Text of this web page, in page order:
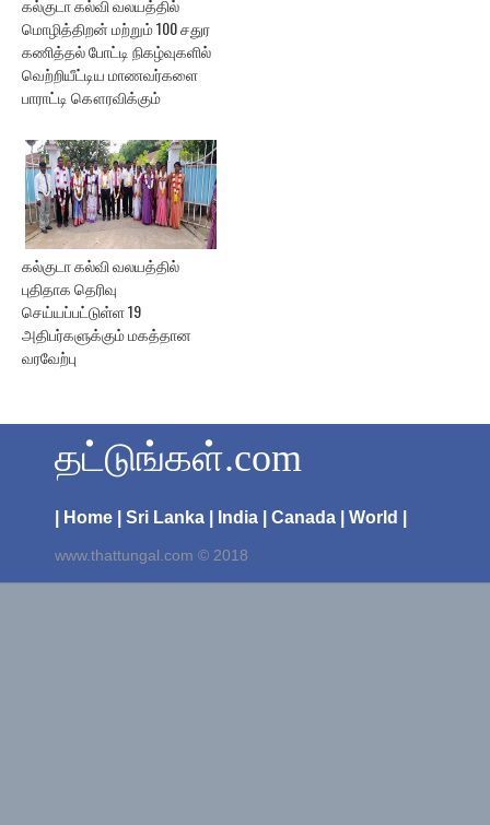
கல்குடா கல்வி வலயத்தில்
மொழித்திறன் மற்றும் 100 சதுர
கணித்தல் போட்டி நிகழ்வுகளில்
வெற்றியீட்டிய மாணவர்களை
பாராட்டி கௌரவிக்கும்
கல்குடா கல்வி வலயத்தில்
புதிதாக தெரிவு
செய்யப்பட்டுள்ள 19
அதிபர்களுக்கும் மகத்தான
வரவேற்பு
தட்டுங்கள்.com
| Home | Sri Lanka | India | Canada | World |
www.thattungal.com © 2018